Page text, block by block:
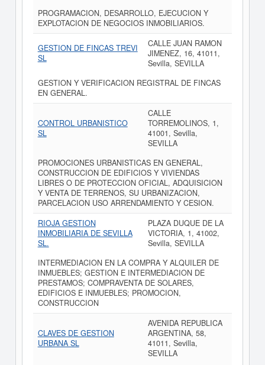
PROGRAMACION, DESARROLLO, EJECUCION Y
EXPLOTACION DE NEGOCIOS INMOBILIARIOS.
GESTION DE FINCAS TREVI
SL
CALLE JUAN RAMON
JIMENEZ, 16, 41011,
Sevilla, SEVILLA
GESTION Y VERIFICACION REGISTRAL DE FINCAS
EN GENERAL.
CONTROL URBANISTICO
SL
CALLE
TORREMOLINOS, 1,
41001, Sevilla,
SEVILLA
PROMOCIONES URBANISTICAS EN GENERAL,
CONSTRUCCION DE EDIFICIOS Y VIVIENDAS
LIBRES O DE PROTECCION OFICIAL, ADQUISICION
Y VENTA DE TERRENOS, SU URBANIZACION,
PARCELACION USO ARRENDAMIENTO Y CESION.
RIOJA GESTION
INMOBILIARIA DE SEVILLA
SL.
PLAZA DUQUE DE LA
VICTORIA, 1, 41002,
Sevilla, SEVILLA
INTERMEDIACION EN LA COMPRA Y ALQUILER DE
INMUEBLES; GESTION E INTERMEDIACION DE
PRESTAMOS; COMPRAVENTA DE SOLARES,
EDIFICIOS E INMUEBLES; PROMOCION,
CONSTRUCCION
CLAVES DE GESTION
URBANA SL
AVENIDA REPUBLICA
ARGENTINA, 58,
41011, Sevilla,
SEVILLA